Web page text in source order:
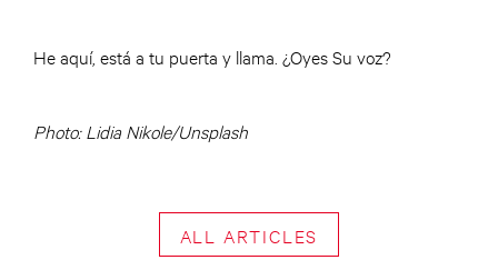
He aquí, está a tu puerta y llama. ¿Oyes Su voz?
Photo: Lidia Nikole/Unsplash
ALL ARTICLES